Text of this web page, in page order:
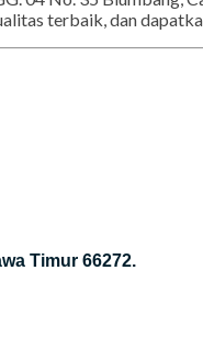
anda. Kami
04 No. 35 Blumbang,
terbaik, dan
Timur 66272.